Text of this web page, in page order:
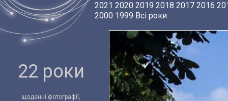
22 роки
щоденні фотографії,
2021 2020 2019 2018 2017 2016
2000 1999 Всі роки